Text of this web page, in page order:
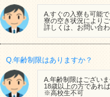
A.すぐの入寮も可能
寮の空き状況により
詳しくは、お問い合
Q.年齢制限はありますか？
A.年齢制限はございま
18歳以上の方であれ
※高校生不可